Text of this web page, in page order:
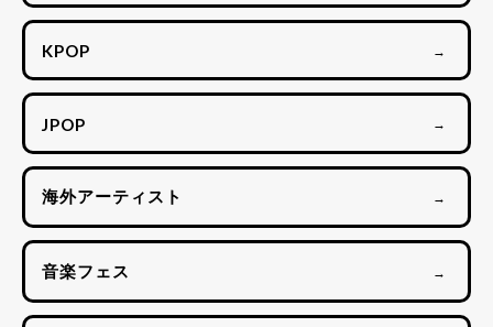
KPOP →
JPOP →
海外アーティスト →
音楽フェス →